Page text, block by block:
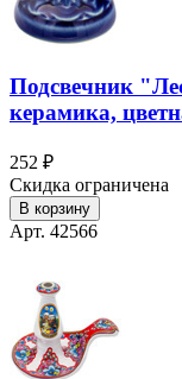
Подсвечник
керамика,
252 ₽
Скидка ограничена
В корзину
Арт. 42566